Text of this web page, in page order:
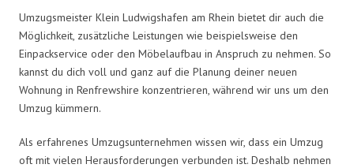
Umzugsmeister Klein Ludwigshafen am Rhein bietet dir auch die
Möglichkeit, zusätzliche Leistungen wie beispielsweise den
Einpackservice oder den Möbelaufbau in Anspruch zu nehmen. So
kannst du dich voll und ganz auf die Planung deiner neuen
Wohnung in Renfrewshire konzentrieren, während wir uns um den
Umzug kümmern.
Als erfahrenes Umzugsunternehmen wissen wir, dass ein Umzug
oft mit vielen Herausforderungen verbunden ist. Deshalb nehmen